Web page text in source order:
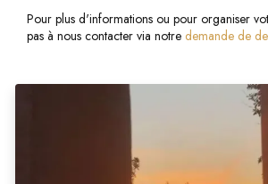
Pour plus d'informations ou pour organiser
pas à nous contacter via notre demande de